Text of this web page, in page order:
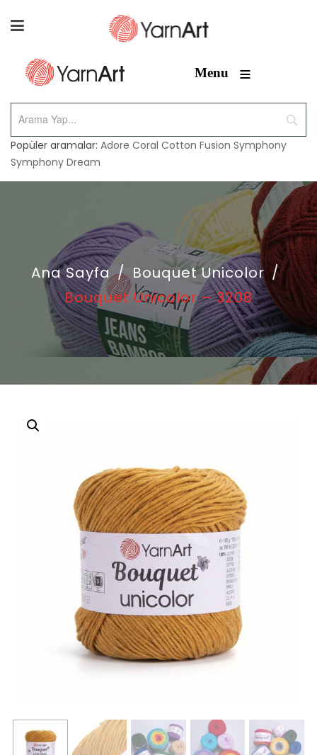
Menu ≡
Popüler aramalar: Adore Coral Cotton Fusion Symphony
Symphony Dream
Ana Sayfa / Bouquet Unicolor /
Bouquet Unicolor – 3208